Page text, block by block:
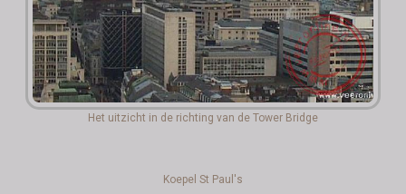
Het uitzicht in de richting van de Tower Bridge
Koepel St Paul's